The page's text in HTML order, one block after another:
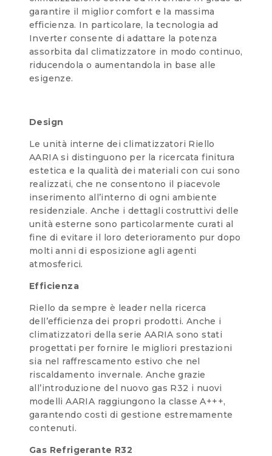
garantire il miglior comfort e la massima
efficienza. In particolare, la tecnologia ad
Inverter consente di adattare la potenza
assorbita dal climatizzatore in modo continuo,
riducendola o aumentandola in base alle
esigenze.
Design
Le unità interne dei climatizzatori Riello
AARIA si distinguono per la ricercata finitura
estetica e la qualità dei materiali con cui sono
realizzati, che ne consentono il piacevole
inserimento all’interno di ogni ambiente
residenziale. Anche i dettagli costruttivi delle
unità esterne sono particolarmente curati al
fine di evitare il loro deterioramento pur dopo
molti anni di esposizione agli agenti
atmosferici.
Efficienza
Riello da sempre è leader nella ricerca
dell’efficienza dei propri prodotti. Anche i
climatizzatori della serie AARIA sono stati
progettati per fornire le migliori prestazioni
sia nel raffrescamento estivo che nel
riscaldamento invernale. Anche grazie
all’introduzione del nuovo gas R32 i nuovi
modelli AARIA raggiungono la classe A+++,
garantendo costi di gestione estremamente
contenuti.
Gas Refrigerante R32